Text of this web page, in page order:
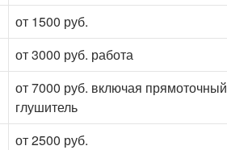
от 1500 руб.
от 3000 руб. работа
от 7000 руб. включая прямоточный
глушитель
от 2500 руб.